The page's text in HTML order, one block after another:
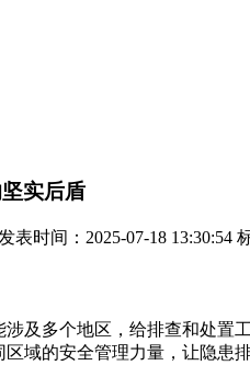
实后盾
发表时间：2025-07-18 13:30:54
及多个地区，给排查和处
域的安全管理力量，让隐患